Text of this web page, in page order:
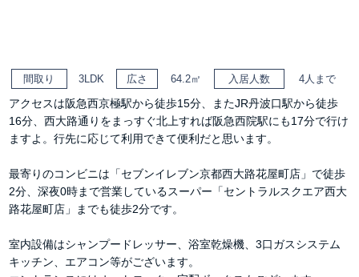
間取り 3LDK 広さ 64.2㎡ 入居人数 4人まで
アクセスは阪急西京極駅から徒歩15分、またJR丹波口駅から徒歩
16分、西大路通りをまっすぐ北上すれば阪急西院駅にも17分で行け
ますよ。行先に応じて利用できて便利だと思います。
最寄りのコンビニは「セブンイレブン京都西大路花屋町店」で徒歩
2分、深夜0時まで営業しているスーパー「セントラルスクエア西大
路花屋町店」までも徒歩2分です。
室内設備はシャンプードレッサー、浴室乾燥機、3口ガスシステム
キッチン、エアコン等がございます。